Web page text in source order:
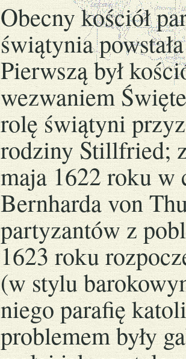
Obecny kościół
świątynia
Pierwszą był
wezwaniem
rolę świątyni
rodziny Stillfried;
maja 1622 roku w
Bernharda von
partyzantów z
1623 roku
(w stylu
niego parafię
problemem były